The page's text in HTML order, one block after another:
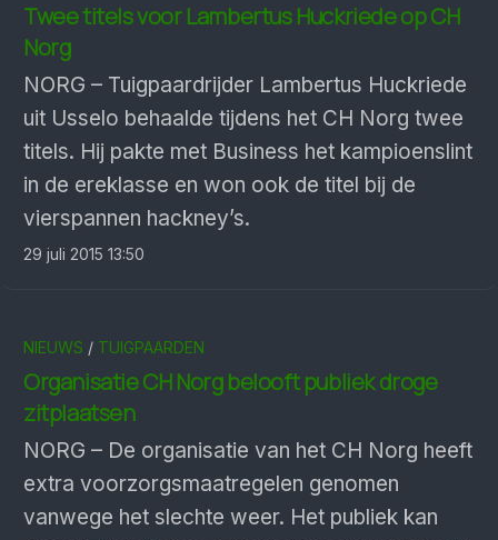
Twee titels voor Lambertus Huckriede op CH
Norg
NORG – Tuigpaardrijder Lambertus Huckriede
uit Usselo behaalde tijdens het CH Norg twee
titels. Hij pakte met Business het kampioenslint
in de ereklasse en won ook de titel bij de
vierspannen hackney’s.
29 juli 2015 13:50
NIEUWS / TUIGPAARDEN
Organisatie CH Norg belooft publiek droge
zitplaatsen
NORG – De organisatie van het CH Norg heeft
extra voorzorgsmaatregelen genomen
vanwege het slechte weer. Het publiek kan